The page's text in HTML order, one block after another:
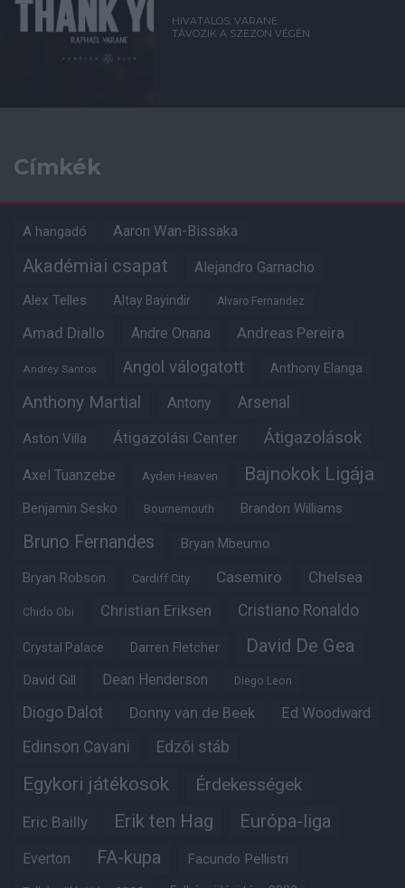
HIVATALOS: VARANE
TÁVOZIK A SZEZON VÉGÉN
Címkék
A hangadó Aaron Wan-Bissaka
Akadémiai csapat Alejandro Garnacho
Alex Telles Altay Bayindir Alvaro Fernandez
Amad Diallo Andre Onana Andreas Pereira
Andrey Santos Angol válogatott Anthony Elanga
Anthony Martial Antony Arsenal
Aston Villa Átigazolási Center Átigazolások
Axel Tuanzebe Ayden Heaven Bajnokok Ligája
Benjamin Sesko Bournemouth Brandon Williams
Bruno Fernandes Bryan Mbeumo
Bryan Robson Cardiff City Casemiro Chelsea
Chido Obi Christian Eriksen Cristiano Ronaldo
Crystal Palace Darren Fletcher David De Gea
David Gill Dean Henderson Diego Leon
Diogo Dalot Donny van de Beek Ed Woodward
Edinson Cavani Edzői stáb
Egykori játékosok Érdekességek
Eric Bailly Erik ten Hag Európa-liga
Everton FA-kupa Facundo Pellistri